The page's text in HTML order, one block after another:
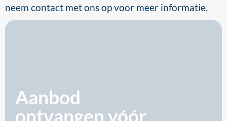
neem contact met ons op voor meer informatie.
Aanbod
ontvangen vóór